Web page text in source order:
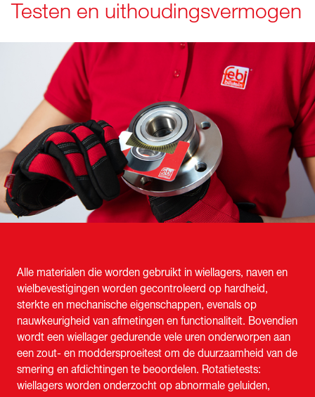
Testen en uithoudingsvermogen
Alle materialen die worden gebruikt in wiellagers, naven en
wielbevestigingen worden gecontroleerd op hardheid,
sterkte en mechanische eigenschappen, evenals op
nauwkeurigheid van afmetingen en functionaliteit. Bovendien
wordt een wiellager gedurende vele uren onderworpen aan
een zout- en moddersproeitest om de duurzaamheid van de
smering en afdichtingen te beoordelen. Rotatietests:
wiellagers worden onderzocht op abnormale geluiden,